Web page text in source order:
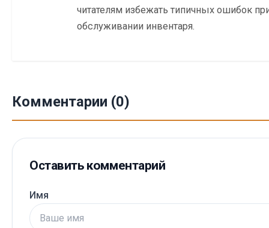
читателям избежать типичных ошибок
обслуживании инвентаря.
Комментарии (0)
Оставить комментарий
Имя